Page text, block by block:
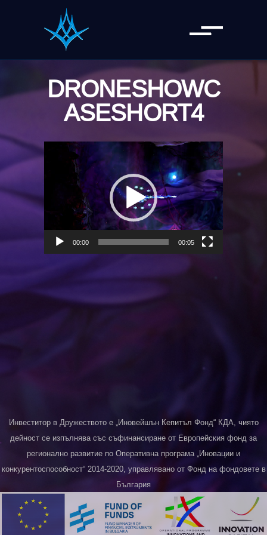
DRONESHOWC
ASESHORT4
Video
00:00 00:05
Инвеститор в Дружеството е „Иновейшън Кепитъл Фонд“ КДА, чиято
дейност се изпълнява със съфинансиране от Европейския фонд за
регионално развитие по Оперативна програма „Иновации и
конкурентоспособност“ 2014-2020, управлявано от Фонд на фондовете в
България